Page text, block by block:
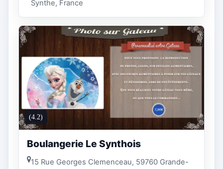
Synthe, France
(4.2)
Boulangerie Le Synthois
15 Rue Georges Clemenceau, 59760 Grande-